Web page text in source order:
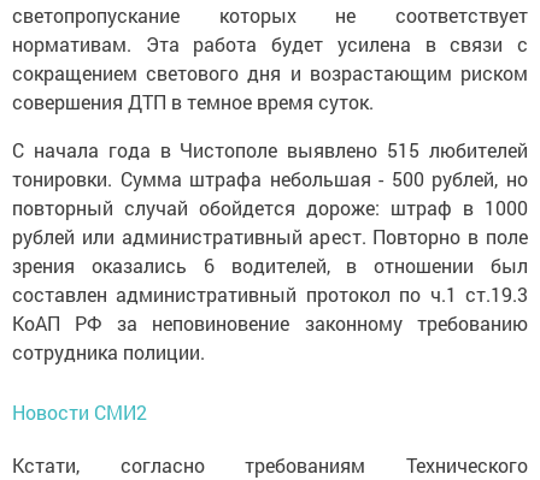
светопропускание которых не соответствует
нормативам. Эта работа будет усилена в связи с
сокращением светового дня и возрастающим риском
совершения ДТП в темное время суток.
С начала года в Чистополе выявлено 515 любителей
тонировки. Сумма штрафа небольшая - 500 рублей, но
повторный случай обойдется дороже: штраф в 1000
рублей или административный арест. Повторно в поле
зрения оказались 6 водителей, в отношении был
составлен административный протокол по ч.1 ст.19.3
КоАП РФ за неповиновение законному требованию
сотрудника полиции.
Новости СМИ2
Кстати, согласно требованиям Технического